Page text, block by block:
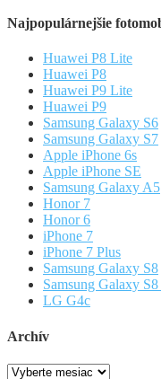
Najpopulárnejšie
Huawei P8 Lite
Huawei P8
Huawei P9 Lite
Huawei P9
Samsung Galaxy S6
Samsung Galaxy S7
Apple iPhone 6s
Apple iPhone SE
Samsung Galaxy A5
Honor 7
Honor 6
iPhone 7
iPhone 7 Plus
Samsung Galaxy S8
Samsung Galaxy
LG G4c
Archív
Archív